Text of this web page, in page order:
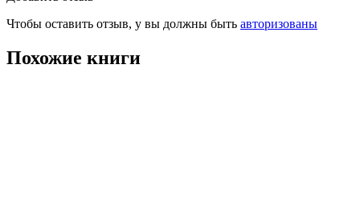
Чтобы оставить отзыв, у вы должны быть авторизованы
Похожие книги